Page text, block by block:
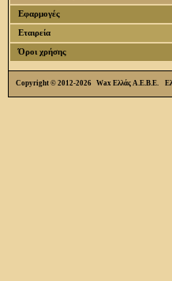
Εφαρμογές
Εταιρεία
Όροι χρήσης
Copyright © 2012-2026 Wax Ελλάς Α.Ε.Β.Ε.